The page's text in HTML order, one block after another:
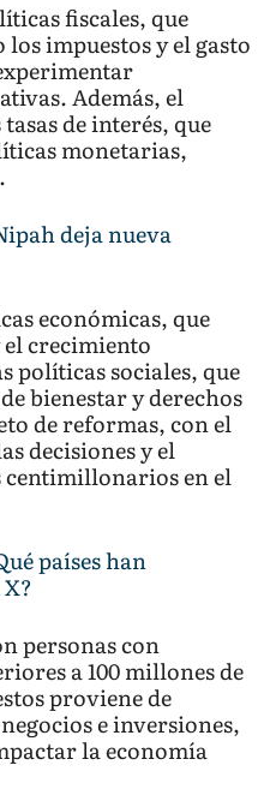
fiscales, que
impuestos y el gasto
Además, el
de interés, que
monetarias,
deja nueva
económicas, que
crecimiento
políticas sociales, que
bienestar y derechos
de reformas, con el
decisiones y el
en el
países han
personas con
a 100 millones de
proviene de
e inversiones,
la economía